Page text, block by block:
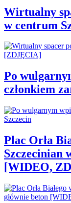
Wirtualny
w centrum
Po
członkiem
Plac Orła
Szczecinian
[WIDEO,